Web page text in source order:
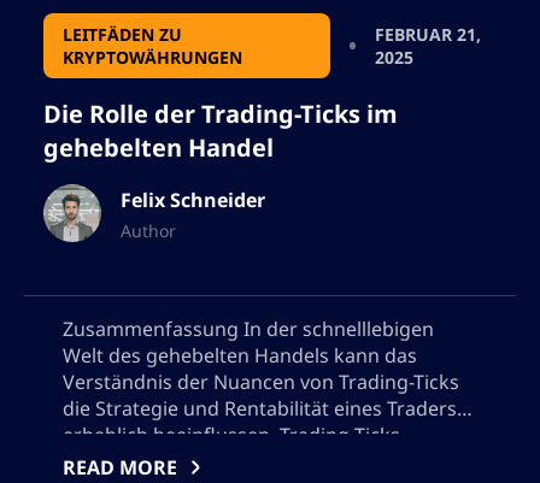
LEITFÄDEN ZU
KRYPTOWÄHRUNGEN
FEBRUAR 21,
2025
Die Rolle der Trading-Ticks im
gehebelten Handel
Felix Schneider
Author
Zusammenfassung In der schnelllebigen
Welt des gehebelten Handels kann das
Verständnis der Nuancen von Trading-Ticks
die Strategie und Rentabilität eines Traders
erheblich beeinflussen. Trading-Ticks
repräsentieren die kleinste mögliche
READ MORE